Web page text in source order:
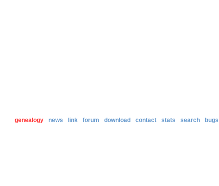
genealogy news link forum download contact stats search bugs